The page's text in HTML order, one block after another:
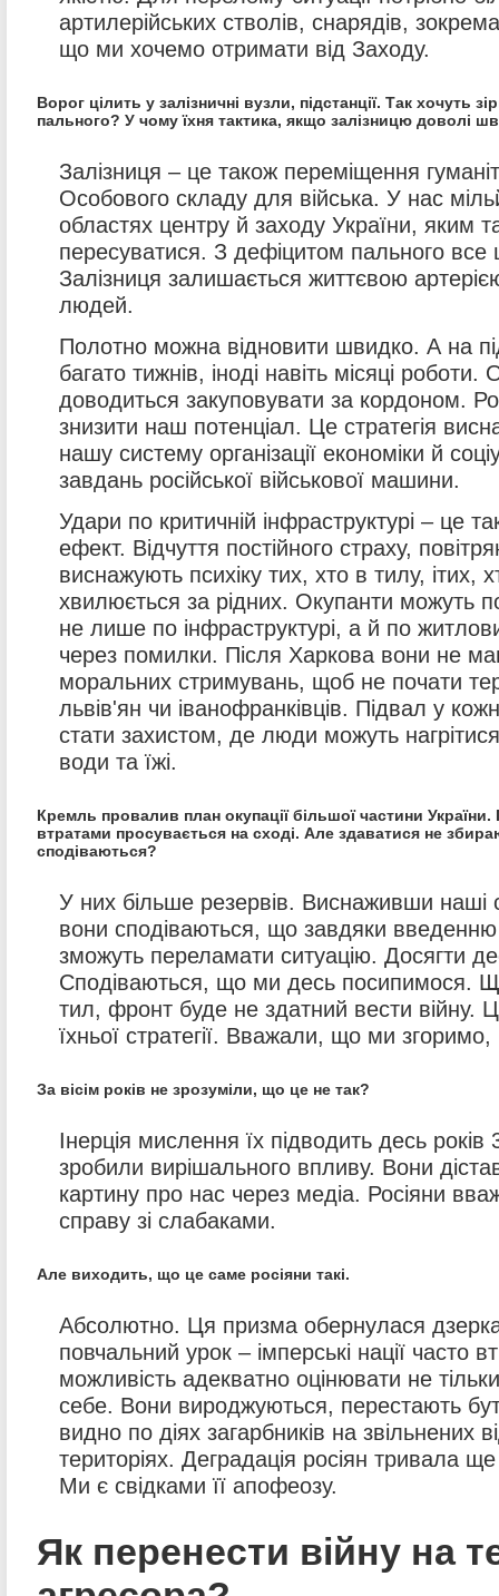
артилерійських стволів, снарядів,
що ми хочемо отримати від Заходу.
Ворог цілить у залізничні вузли, підстанції. Так хочуть
пального? У чому їхня тактика, якщо залізницю доволі
Залізниця – це також переміщення
Особового складу для війська. У нас
областях центру й заходу України, яким
пересуватися. З дефіцитом пального все
Залізниця залишається життєвою
людей.
Полотно можна відновити швидко. А на
багато тижнів, іноді навіть місяці
доводиться закуповувати за кордоном.
знизити наш потенціал. Це стратегія
нашу систему організації економіки й
завдань російської військової машини.
Удари по критичній інфраструктурі – це
ефект. Відчуття постійного страху,
виснажують психіку тих, хто в тилу, ітих,
хвилюється за рідних. Окупанти можуть
не лише по інфраструктурі, а й по
через помилки. Після Харкова вони не
моральних стримувань, щоб не почати
львів'ян чи іванофранківців. Підвал у
стати захистом, де люди можуть
води та їжі.
Кремль провалив план окупації більшої частини
втратами просувається на сході. Але здаватися не
сподіваються?
У них більше резервів. Виснаживши наші
вони сподіваються, що завдяки введенню
зможуть переламати ситуацію. Досягти
Сподіваються, що ми десь посипимося.
тил, фронт буде не здатний вести війну.
їхньої стратегії. Вважали, що ми згоримо,
За вісім років не зрозуміли, що це не так?
Інерція мислення їх підводить десь років
зробили вирішального впливу. Вони
картину про нас через медіа. Росіяни
справу зі слабаками.
Але виходить, що це саме росіяни такі.
Абсолютно. Ця призма обернулася
повчальний урок – імперські нації часто
можливість адекватно оцінювати не
себе. Вони вироджуються, перестають
видно по діях загарбників на звільнених
територіях. Деградація росіян тривала ще
Ми є свідками її апофеозу.
Як перенести війну на